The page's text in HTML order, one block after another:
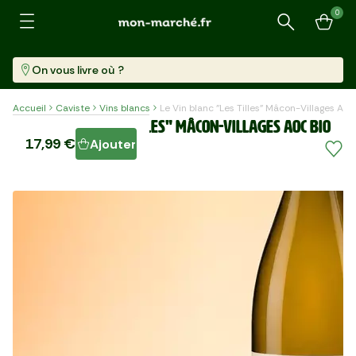
Recherche
0
On vous livre où ?
Accueil Caviste Vins blancs Le Vin blanc "Les Tilles" Mâcon-Villages
Le Vin blanc "Les Tilles" Mâcon-Villages AOC BIO
17,99 € Ajouter